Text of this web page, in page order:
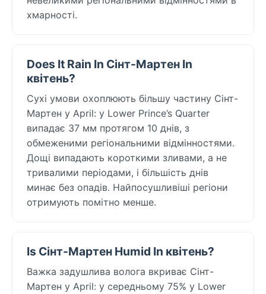
хмарності.
Does It Rain In Сінт-Мартен In
квітень?
Сухі умови охоплюють більшу частину Сінт-
Мартен у April: у Lower Prince’s Quarter
випадає 37 мм протягом 10 днів, з
обмеженими регіональними відмінностями.
Дощі випадають короткими зливами, а не
тривалими періодами, і більшість днів
минає без опадів. Найпосушливіші регіони
отримують помітно менше.
Is Сінт-Мартен Humid In квітень?
Важка задушлива волога вкриває Сінт-
Мартен у April: у середньому 75% у Lower